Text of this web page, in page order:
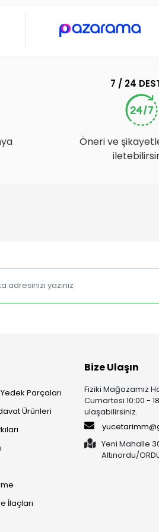
7 / 24
Öneri ve
Parçaları
Ürünleri
İlaçları
Bize Ulaşın
Fiziki Mağazamız
Cumartesi 10:00 -
ulaşabilirsiniz.
Yeni Mahalle
Altınordu/